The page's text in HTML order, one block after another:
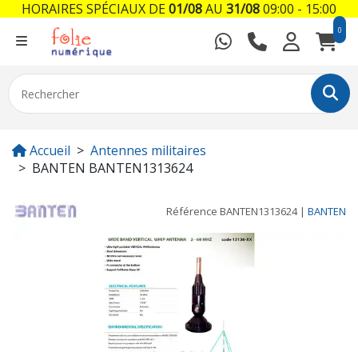
0
Accueil
Antennes militaires
BANTEN BANTEN1313624
Référence BANTEN1313624| BANTEN
HORAIRES SPÉCIAUX DE01/08AU 31/0809:00 - 15:00